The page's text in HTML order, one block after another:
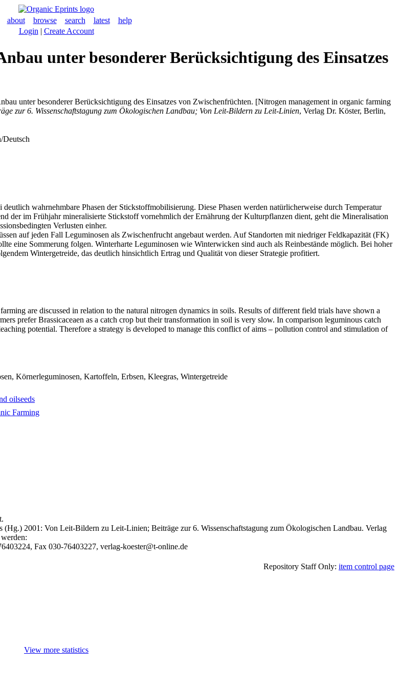
about browse search latest
help
Login | Create Account
unter besonderer Berücksichtigung des Einsatzes
unter besonderer Berücksichtigung des Einsatzes von Zwischenfrüchten. [Nitrogen management in organic farming
zur 6. Wissenschaftstagung zum Ökologischen Landbau; Von Leit-Bildern zu Leit-Linien, Verlag Dr. Köster, Berlin,
Deutsch
wahrnehmbare Phasen der Stickstoffmobilisierung. Diese Phasen werden natürlicherweise durch Temperatur
der im Frühjahr mineralisierte Stickstoff vornehmlich der Ernährung der Kulturpflanzen dient, geht die Mineralisation
Verlusten einher.
auf jeden Fall Leguminosen als Zwischenfrucht angebaut werden. Auf Standorten mit niedriger Feldkapazität (FK)
eine Sommerung folgen. Winterharte Leguminosen wie Winterwicken sind auch als Reinbestände möglich. Bei hoher
Wintergetreide, das deutlich hinsichtlich Ertrag und Qualität von dieser Strategie profitiert.
are discussed in relation to the natural nitrogen dynamics in soils. Results of different field trials have shown a
prefer Brassicaceaen as a catch crop but their transformation in soil is very slow. In comparison leguminous catch
potential. Therefore a strategy is developed to manage this conflict of aims – pollution control and stimulation of
Körnerleguminosen, Kartoffeln, Erbsen, Kleegras, Wintergetreide
oilseeds
Farming
(Hg.) 2001: Von Leit-Bildern zu Leit-Linien; Beiträge zur 6. Wissenschaftstagung zum Ökologischen Landbau. Verlag
Fax 030-76403227, verlag-koester@t-online.de
Repository Staff Only: item control page
View more statistics